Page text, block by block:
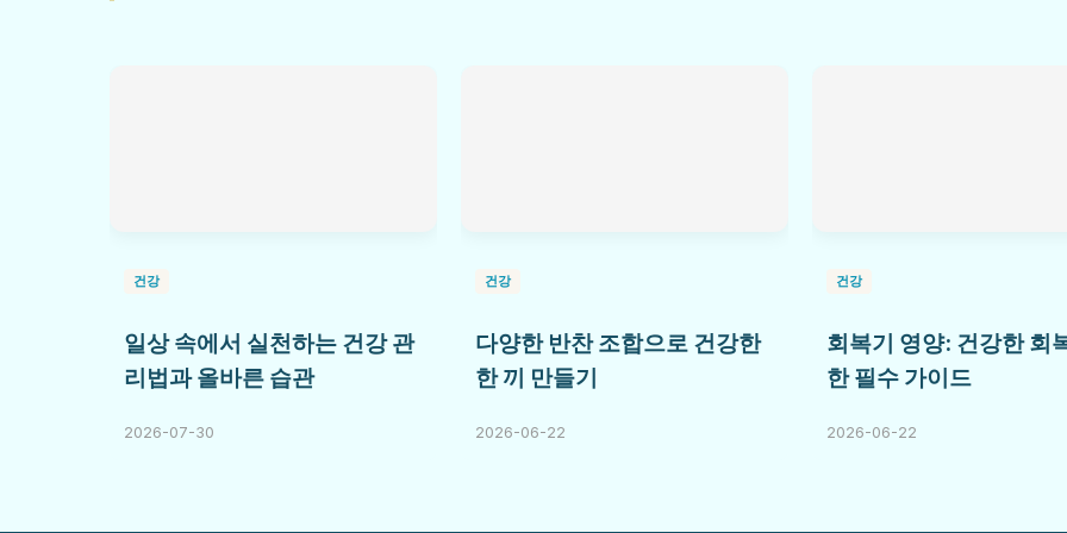
건강
일상 속에서 실천하는 건강 관
리법과 올바른 습관
2026-07-30
건강
다양한 반찬 조합으로 건강한
한 끼 만들기
2026-06-22
건강
회복기 영양: 건강한 회
한 필수 가이드
2026-06-22